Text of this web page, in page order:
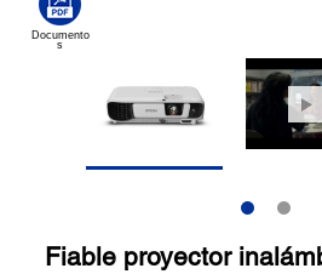
Fiable proyector